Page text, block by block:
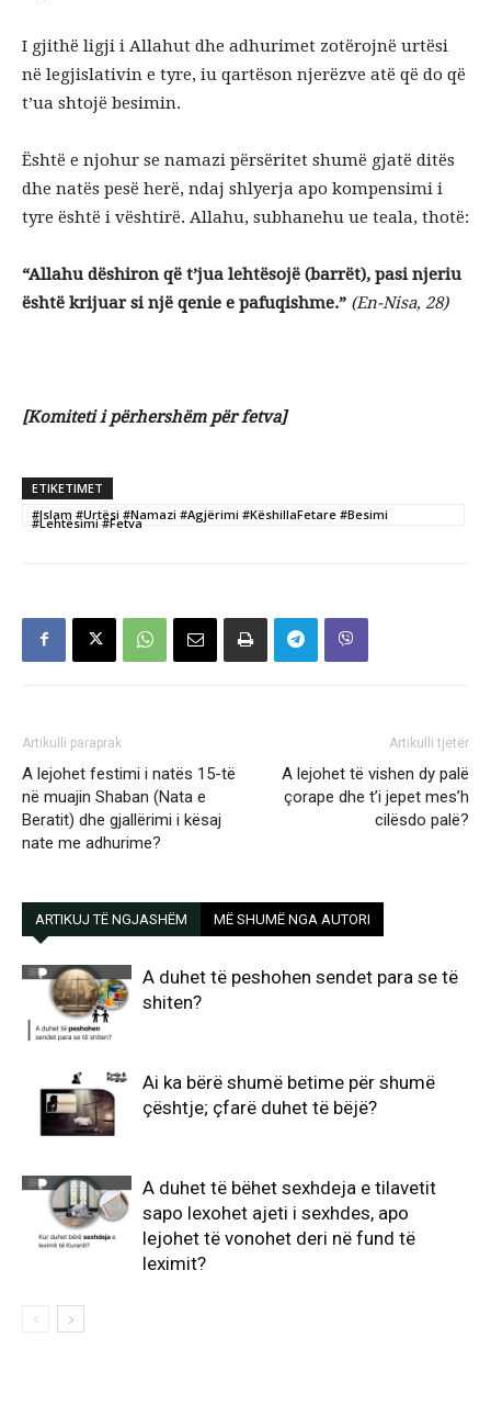
​I gjithë ligji i Allahut dhe adhurimet zotërojnë urtësi
në legjislativin e tyre, iu qartëson njerëzve atë që do që
t’ua shtojë besimin.
​Është e njohur se namazi përsëritet shumë gjatë ditës
dhe natës pesë herë, ndaj shlyerja apo kompensimi i
tyre është i vështirë. Allahu, subhanehu ue teala, thotë:
“Allahu dëshiron që t’jua lehtësojë (barrët), pasi njeriu
është krijuar si një qenie e pafuqishme.” (En-Nisa, 28)
[Komiteti i përhershëm për fetva]
ETIKETIMET
#Islam #Urtësi #Namazi #Agjërimi #KëshillaFetare #Besimi
#Lehtësimi #Fetva
Artikulli paraprak
A lejohet festimi i natës 15-të
në muajin Shaban (Nata e
Beratit) dhe gjallërimi i kësaj
nate me adhurime?
Artikulli tjetër
A lejohet të vishen dy palë
çorape dhe t’i jepet mes’h
cilësdo palë?
ARTIKUJ TË NGJASHËM MË SHUMË NGA AUTORI
A duhet të peshohen sendet para se të
shiten?
Ai ka bërë shumë betime për shumë
çështje; çfarë duhet të bëjë?
A duhet të bëhet sexhdeja e tilavetit
sapo lexohet ajeti i sexhdes, apo
lejohet të vonohet deri në fund të
leximit?